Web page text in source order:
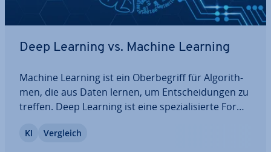
Deep Learning vs. Machine Learning
Machine Learning ist ein Ober­be­griff für Al­go­rith­
men, die aus Daten lernen, um Ent­schei­dun­gen zu
treffen. Deep Learning ist eine spe­zia­li­sier­te Form
mit mehreren Schichten verwendet, um Muster
KI Vergleich